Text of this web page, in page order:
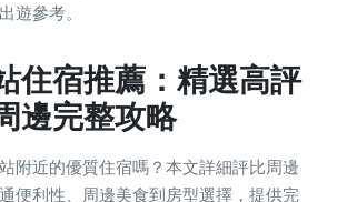
遊參考。
住宿推薦：精選高評
邊完整攻略
附近的優質住宿嗎？本文詳細評比周邊
便利性、周邊美食到房型選擇，提供完